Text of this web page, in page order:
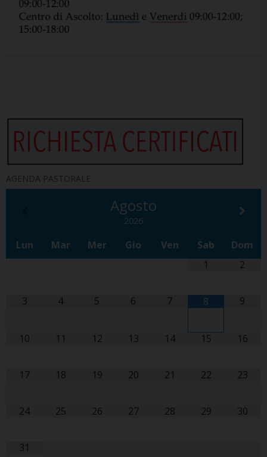
AGENDA PASTORALE
Agosto
2026
Lun Mar Mer Gio Ven Sab
Dom
1
2
3 4 5 6 7 8 9
10 11 12 13 14 15 16
17 18 19 20 21 22 23
24 25 26 27 28 29 30
31